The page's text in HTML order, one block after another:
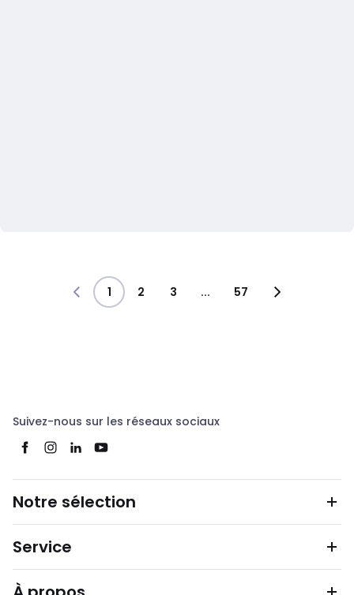
1 2 3 ... 57
Suivez-nous sur les réseaux sociaux
Notre sélection
Service